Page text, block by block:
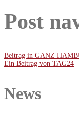
Post
Beitrag in GANZ
Ein Beitrag von TAG24
News